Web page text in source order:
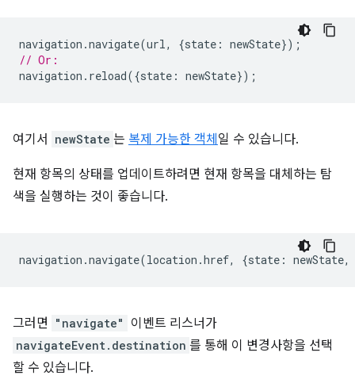
navigation .navigate(url, {state : newState});
// Or:
navigation . reload({state : newState});
여기서 newState 는 복제 가능한 객체 일 수 있습니다.
현재 항목의 상태를 업데이트하려면 현재 항목을 대체하는 탐
색을 실행하는 것이 좋습니다.
navigation .navigate(location .href, {state : newState,
그러면 "navigate" 이벤트 리스너가
navigateEvent.destination 를 통해 이 변경사항을 선택
할 수 있습니다.